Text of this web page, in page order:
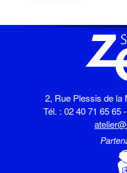
2, Rue Plessis de la
Tél. : 02 40 71 65 65